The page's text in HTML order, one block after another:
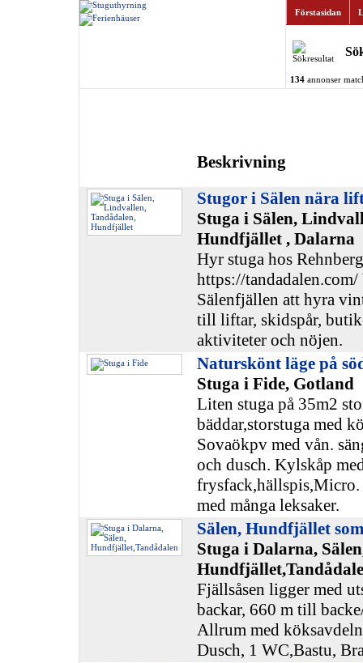
Förstasidan
134annonser
Beskrivning
Stugor i Sälen nära
Stuga i Sälen,
Hundfjället , Dalarna
Hyr stuga hos
https://
Sälenfjällen att hyra
till liftar, skidspår,
aktiviteter och nöjen.
Naturskönt läge på
Stuga i Fide, Gotland
Liten stuga på 35m2
bäddar,storstuga med
Sovaökpv med vån.
och dusch. Kylskåp
med många leksaker.
Sälen, Hundfjället
Stuga i Dalarna,
Fjällsåsen ligger med
backar, 660 m till
Allrum med
Dusch, 1 WC,Bastu,